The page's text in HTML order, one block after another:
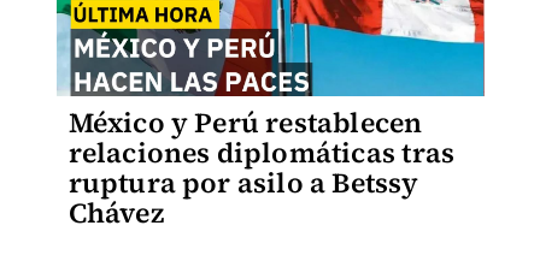
México y Perú restablecen
relaciones diplomáticas tras
ruptura por asilo a Betssy
Chávez